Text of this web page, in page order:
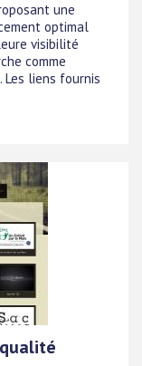
une
optimal
visibilité
comme
Les liens fournis